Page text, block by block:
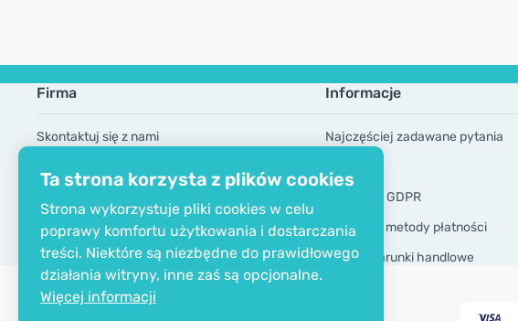
Ta strona korzysta z plików cookies
Strona wykorzystuje pliki cookies w celu
poprawy komfortu użytkowania i dostarczania
treści. Niektóre są niezbędne do prawidłowego
działania witryny, inne zaś są opcjonalne.
Więcej informacji
Firma
Skontaktuj się z nami
Informacje
Najczęściej zadawane pytania
Narzędzia GDPR
Dostawa i metody płatności
Ogólne warunki handlowe